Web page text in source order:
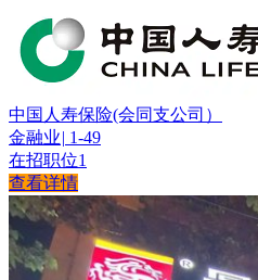
中国人寿保险(会同支公司）
金融业| 1-49
在招职位1
查看详情